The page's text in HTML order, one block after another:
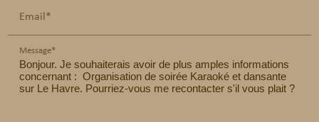
Email*
Message*